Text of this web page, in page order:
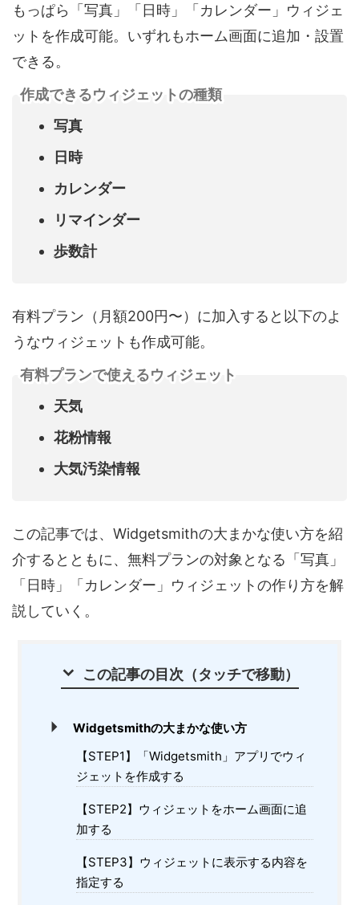
もっぱら「写真」「日時」「カレンダー」ウィジェ
ットを作成可能。いずれもホーム画面に追加・設置
できる。
作成できるウィジェットの種類
写真
日時
カレンダー
リマインダー
歩数計
有料プラン（月額200円〜）に加入すると以下のよ
うなウィジェットも作成可能。
有料プランで使えるウィジェット
天気
花粉情報
大気汚染情報
この記事では、Widgetsmithの大まかな使い方を紹
介するとともに、無料プランの対象となる「写真」
「日時」「カレンダー」ウィジェットの作り方を解
説していく。
この記事の目次（タッチで移動）
Widgetsmithの大まかな使い方
【STEP1】「Widgetsmith」アプリでウィ
ジェットを作成する
【STEP2】ウィジェットをホーム画面に追
加する
【STEP3】ウィジェットに表示する内容を
指定する